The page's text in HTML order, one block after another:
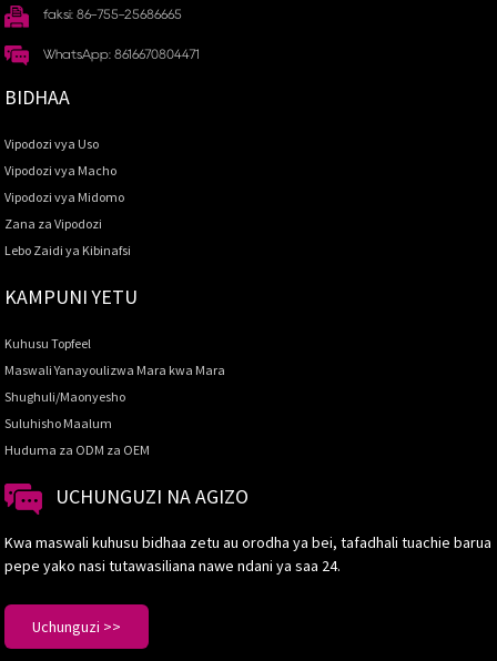
faksi: 86-755-25686665
WhatsApp: 8616670804471
BIDHAA
Vipodozi vya Uso
Vipodozi vya Macho
Vipodozi vya Midomo
Zana za Vipodozi
Lebo Zaidi ya Kibinafsi
KAMPUNI YETU
Kuhusu Topfeel
Maswali Yanayoulizwa Mara kwa Mara
Shughuli/Maonyesho
Suluhisho Maalum
Huduma za ODM za OEM
UCHUNGUZI NA AGIZO
Kwa maswali kuhusu bidhaa zetu au orodha ya bei, tafadhali tuachie barua
pepe yako nasi tutawasiliana nawe ndani ya saa 24.
Uchunguzi >>